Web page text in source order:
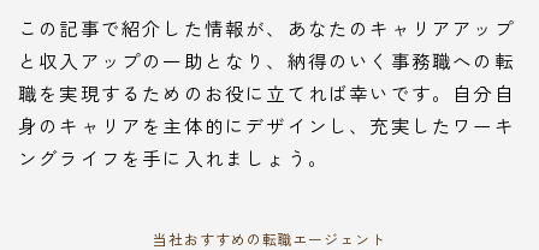
この記事で紹介した情報が、あなたのキャリアアップ
と収入アップの一助となり、納得のいく事務職への転
職を実現するためのお役に立てれば幸いです。自分自
身のキャリアを主体的にデザインし、充実したワーキ
ングライフを手に入れましょう。
当社おすすめの転職エージェント